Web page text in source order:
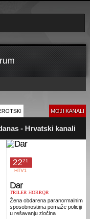
MOJI KANALI
- Hrvatski kanali
2221
HTV1
Dar
TRILER HORROR
KRIMINALISTIČKI
Žena obdarena paranormalnim
sposobnostima pomaže policiji
u rešavanju zločina